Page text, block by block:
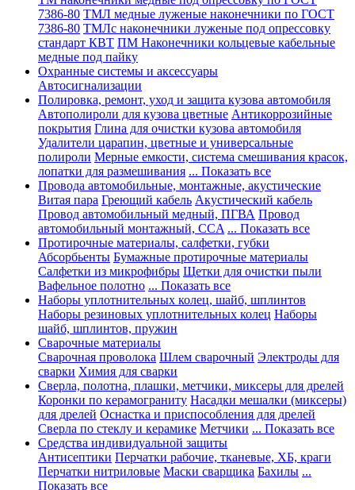
7386-80 ТМЛ медные луженые наконечники по ГОСТ
7386-80 ТМЛс наконечники луженые под опрессовку
стандарт КВТ ПМ Наконечники кольцевые кабельные
медные под пайку
Охранные системы и аксессуары
Автосигнализации
Полировка, ремонт, уход и защита кузова автомобиля
Автополироли для кузова цветные Антикоррозийные
покрытия Глина для очистки кузова автомобиля
Удалители царапин, цветные и универсальные
полироли Мерные емкости, система смешивания красок,
лопатки для размешивания ... Показать все
Провода автомобильные, монтажные, акустические
Витая пара Греющий кабель Акустический кабель
Провод автомобильный медный, ПГВА Провод
автомобильный монтажный, CCA ... Показать все
Протирочные материалы, салфетки, губки
Абсорбьенты Бумажные протирочные материалы
Салфетки из микрофибры Щетки для очистки пыли
Вафельное полотно ... Показать все
Наборы уплотнительных колец, шайб, шплинтов
Наборы резиновых уплотнительных колец Наборы
шайб, шплинтов, пружин
Сварочные материалы
Сварочная проволока Шлем сварочный Электроды для
сварки Химия для сварки
Сверла, полотна, плашки, метчики, миксеры для дрелей
Коронки по керамограниту Насадки мешалки (миксеры)
для дрелей Оснастка и приспособления для дрелей
Сверла по стеклу и керамике Метчики ... Показать все
Средства индивидуальной защиты
Антисептики Перчатки рабочие, тканевые, ХБ, краги
Перчатки нитриловые Маски сварщика Бахилы ...
Показать все